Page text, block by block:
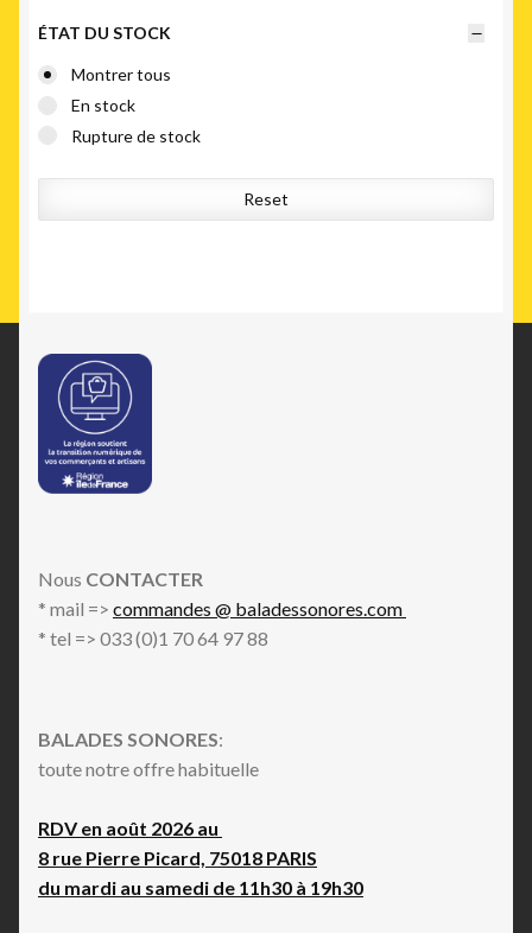
ÉTAT DU STOCK
Montrer tous
En stock
Rupture de stock
Reset
Nous CONTACTER
* mail => commandes @ baladessonores.com
* tel => 033 (0)1 70 64 97 88
BALADES SONORES:
toute notre offre habituelle
RDV en août 2026 au
8 rue Pierre Picard, 75018 PARIS
du mardi au samedi de 11h30 à 19h30